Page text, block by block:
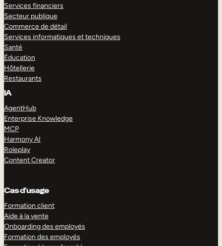
Services financiers
Secteur publique
Commerce de détail
Services informatiques et techniques
Santé
Éducation
Hôtellerie
Restaurants
IA
AgentHub
Enterprise Knowledge
MCP
Harmony AI
Roleplay
Content Creator
Cas d’usage
Formation client
Aide à la vente
Onboarding des employés
Formation des employés